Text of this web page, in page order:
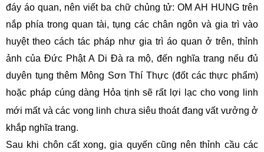
đáy áo quan, nên viết ba chữ chủng tử: OM AH HUNG trên
nắp phía trong quan tài, tụng các chân ngôn và gia trì vào
huyệt theo cách tác pháp như gia trì áo quan ở trên, thỉnh
ảnh của Đức Phật A Di Đà ra mộ, đến nghĩa trang nếu đủ
duyên tụng thêm Mông Sơn Thí Thực (đốt các thực phẩm)
hoặc pháp cúng dàng Hỏa tịnh sẽ rất lợi lạc cho vong linh
mới mất và các vong linh chưa siêu thoát đang vất vưởng ở
khắp nghĩa trang.
Sau khi chôn cất xong, gia quyến cũng nên thỉnh cầu các